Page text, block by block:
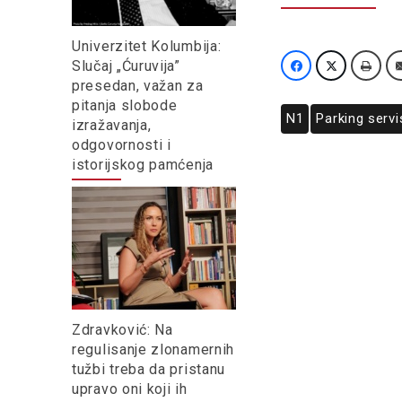
Univerzitet Kolumbija:
Slučaj „Ćuruvija”
presedan, važan za
pitanja slobode
izražavanja,
odgovornosti i
istorijskog pamćenja
Zdravković: Na
regulisanje zlonamernih
tužbi treba da pristanu
upravo oni koji ih
N1 Parking